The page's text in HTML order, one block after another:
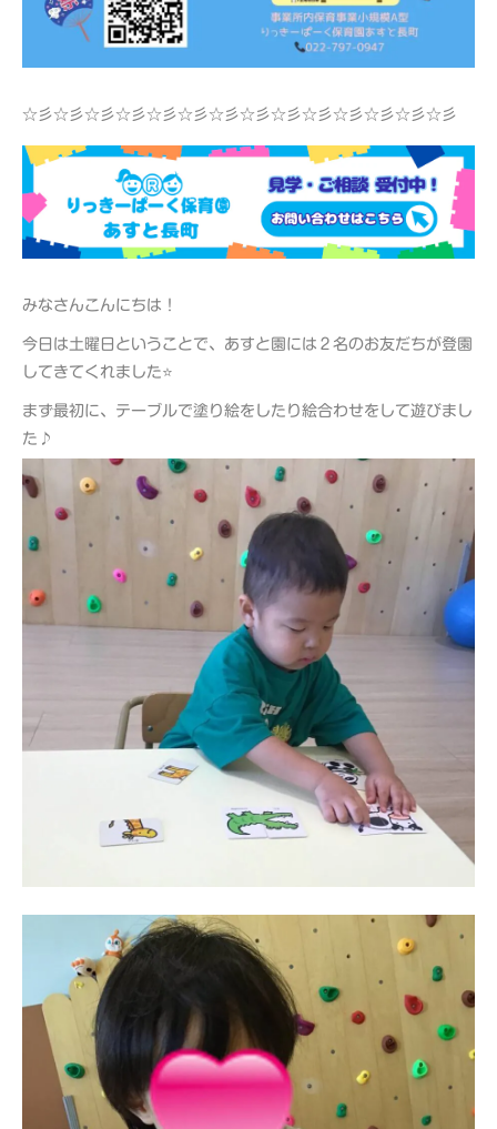
☆彡☆彡☆彡☆彡☆彡☆彡☆彡☆彡☆彡☆彡☆彡☆彡☆彡☆彡
みなさんこんにちは！
今日は土曜日ということで、あすと園には２名のお友だちが登園
してきてくれました⭐
まず最初に、テーブルで塗り絵をしたり絵合わせをして遊びまし
た♪